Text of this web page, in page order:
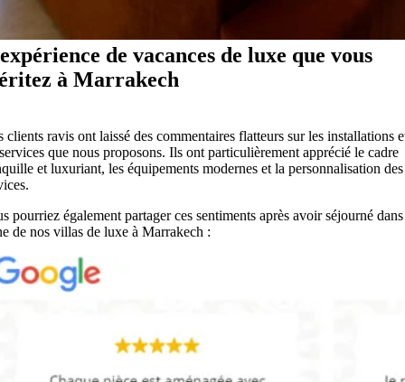
de vacances de luxe que vous
à Marrakech
clients ravis ont laissé des commentaires flatteurs sur les installations
que nous proposons. Ils ont particulièrement apprécié le cadre
et luxuriant, les équipements modernes et la personnalisation des
pourriez également partager ces sentiments après avoir séjourné dans
de nos villas de luxe à Marrakech :